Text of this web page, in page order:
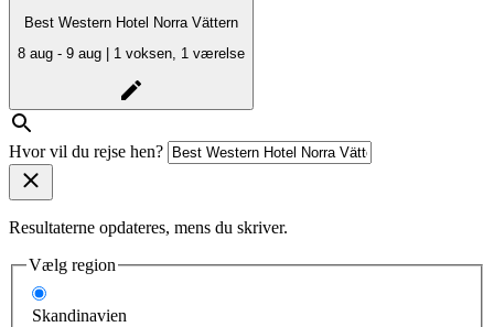
Best Western Hotel Norra Vättern
8 aug - 9 aug | 1 voksen, 1 værelse
Hvor vil du rejse hen?
Resultaterne opdateres, mens du skriver.
Vælg region
Skandinavien